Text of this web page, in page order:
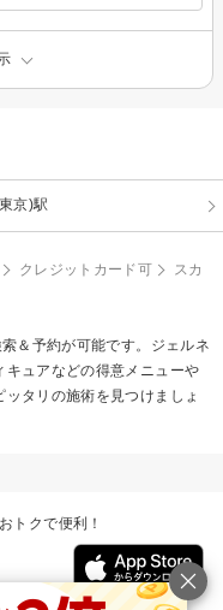
京)駅
クレジットカード可
スカ
＆予約が可能です。ジェルネ
ュアなどの得意メニューや
タリの施術を見つけましょ
トクで便利！